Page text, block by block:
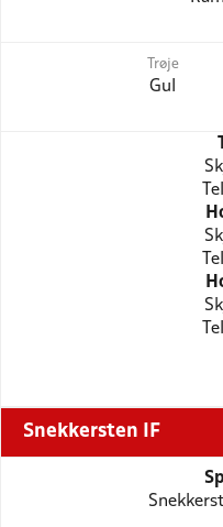
Trøje
Gul
Snekkersten IF